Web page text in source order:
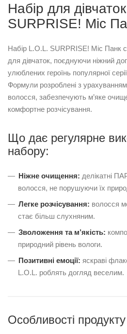
Набір для
SURPRISE! Міс
Набір L.O.L. SURPRISE! Міс Панк
для дівчаток, поєднуючи ніжний
улюблених героїнь популярної
Формули розроблені з
волосся, забезпечують м’яке
комфортне розчісування.
Що дає регулярне
набору:
Ніжне очищення: делікатні
волосся, не порушуючи їх
Легке розчісування: волосся
стає більш слухняним.
Зволоження та м’якість:
природний рівень вологи.
Позитивні емоції: яскраві
L.O.L. роблять догляд веселим.
Особливості продукту